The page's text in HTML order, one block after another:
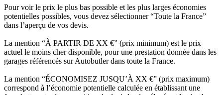
Pour voir le prix le plus bas possible et les plus larges économies
potentielles possibles, vous devez sélectionner “Toute la France”
dans l’aperçu de vos devis.
La mention “À PARTIR DE XX €” (prix minimum) est le prix
actuel le moins cher disponible, pour une prestation donnée dans les
garages référencés sur Autobutler dans toute la France.
La mention “ÉCONOMISEZ JUSQU’À XX €” (prix maximum)
correspond à l’économie potentielle calculée en établissant une